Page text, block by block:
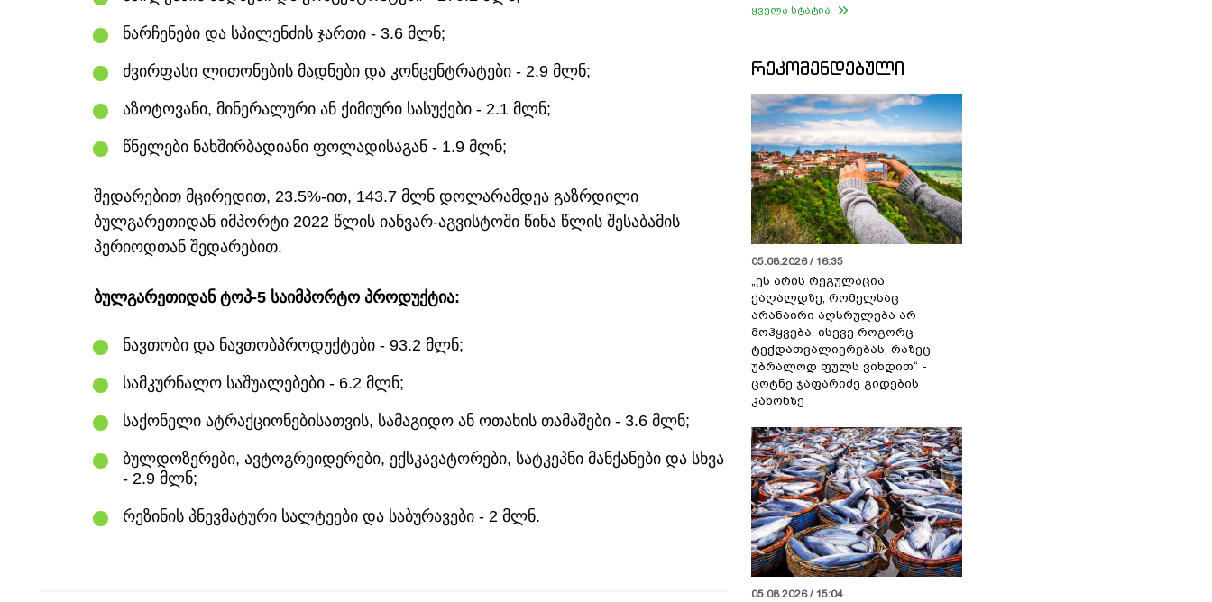
ნარჩენები და სპილენძის ჯართი - 3.6 მლნ;
ძვირფასი ლითონების მადნები და კონცენტრატები - 2.9 მლნ;
აზოტოვანი, მინერალური ან ქიმიური სასუქები - 2.1 მლნ;
წნელები ნახშირბადიანი ფოლადისაგან - 1.9 მლნ;
შედარებით მცირედით, 23.5%-ით, 143.7 მლნ დოლარამდეა გაზრდილი
ბულგარეთიდან იმპორტი 2022 წლის იანვარ-აგვისტოში წინა წლის შესაბამის
პერიოდთან შედარებით.
ბულგარეთიდან ტოპ-5 საიმპორტო პროდუქტია:
ნავთობი და ნავთობპროდუქტები - 93.2 მლნ;
სამკურნალო საშუალებები - 6.2 მლნ;
საქონელი ატრაქციონებისათვის, სამაგიდო ან ოთახის თამაშები - 3.6 მლნ;
ბულდოზერები, ავტოგრეიდერები, ექსკავატორები, სატკეპნი მანქანები და სხვა
- 2.9 მლნ;
რეზინის პნევმატური სალტეები და საბურავები - 2 მლნ.
ყველა სტატია
ᲠᲔᲙᲝᲛᲔᲜᲓᲔᲑᲣᲚᲘ
05.08.2026 / 16:35
„ეს არის რეგულაცია
ქაღალდზე, რომელსაც
არანაირი აღსრულება არ
მოჰყვება, ისევე როგორც
ტექდათვალიერებას, რაზეც
უბრალოდ ფულს ვიხდით“ -
ცოტნე ჯაფარიძე გიდების
კანონზე
05.08.2026 / 15:04